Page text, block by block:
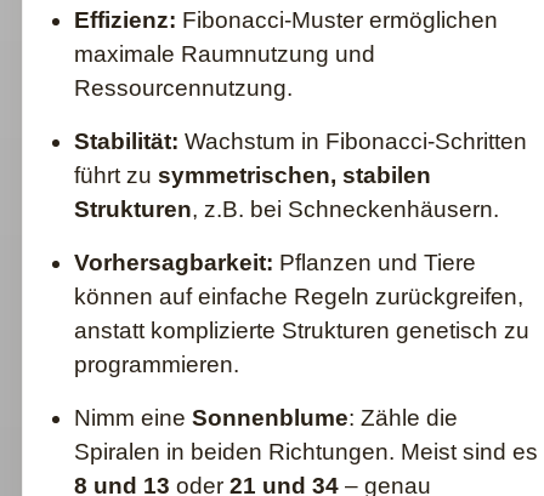
Effizienz: Fibonacci-Muster ermöglichen
maximale Raumnutzung und
Ressourcennutzung.
Stabilität: Wachstum in Fibonacci-Schritten
führt zu symmetrischen, stabilen
Strukturen, z.B. bei Schneckenhäusern.
Vorhersagbarkeit: Pflanzen und Tiere
können auf einfache Regeln zurückgreifen,
anstatt komplizierte Strukturen genetisch zu
programmieren.
Nimm eine Sonnenblume: Zähle die
Spiralen in beiden Richtungen. Meist sind es
8 und 13 oder 21 und 34 – genau